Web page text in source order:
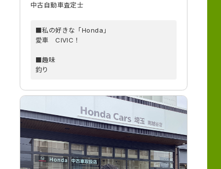
中古自動車査定士
■私の好きな「Honda」
愛車 CIVIC！
■趣味
釣り